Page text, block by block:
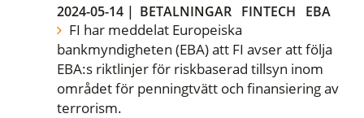
2024-05-14 | BETALNINGAR FINTECH EBA
FI har meddelat Europeiska
bankmyndigheten (EBA) att FI avser att följa
EBA:s riktlinjer för riskbaserad tillsyn inom
området för penningtvätt och finansiering av
terrorism.